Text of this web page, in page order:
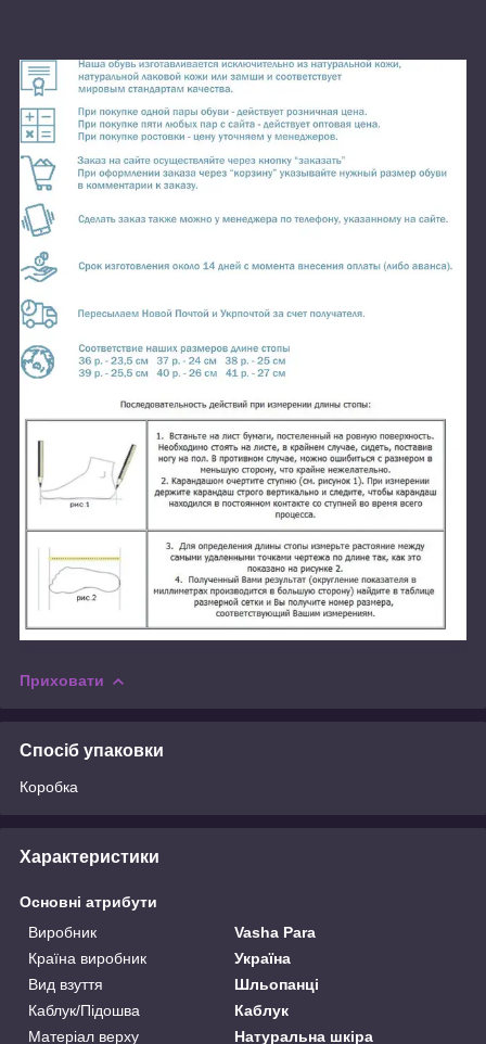
Приховати
Спосіб упаковки
Коробка
Характеристики
Основні атрибути
Виробник
Vasha Para
Країна виробник
Україна
Вид взуття
Шльопанці
Каблук/Підошва
Каблук
Матеріал верху
Натуральна шкіра